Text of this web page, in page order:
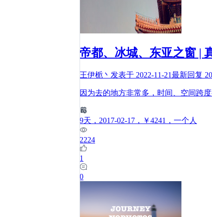
帝都、冰城、东亚之窗 |
王伊栀丶 发表于 2022-11-21最新回复
因为去的地方非常多，时间、空间跨
9天 ，2017-02-17 ，￥4241 ，一个人
2224
1
0